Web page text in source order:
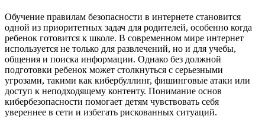
Обучение правилам безопасности в интернете становится
одной из приоритетных задач для родителей, особенно когда
ребенок готовится к школе. В современном мире интернет
используется не только для развлечений, но и для учебы,
общения и поиска информации. Однако без должной
подготовки ребенок может столкнуться с серьезными
угрозами, такими как кибербуллинг, фишинговые атаки или
доступ к неподходящему контенту. Понимание основ
кибербезопасности помогает детям чувствовать себя
увереннее в сети и избегать рискованных ситуаций.